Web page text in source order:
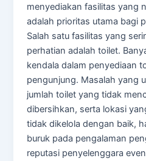
menyediakan fasilitas yang
adalah prioritas utama bagi
Salah satu fasilitas yang
perhatian adalah toilet.
kendala dalam penyediaan
pengunjung. Masalah yang
jumlah toilet yang tidak
dibersihkan, serta lokasi
tidak dikelola dengan baik,
buruk pada pengalaman
reputasi penyelenggara